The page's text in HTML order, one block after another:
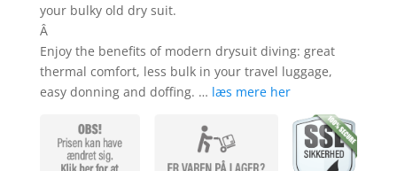
your bulky old dry suit.
Â
Enjoy the benefits of modern drysuit diving: great
thermal comfort, less bulk in your travel luggage,
easy donning and doffing. … læs mere her